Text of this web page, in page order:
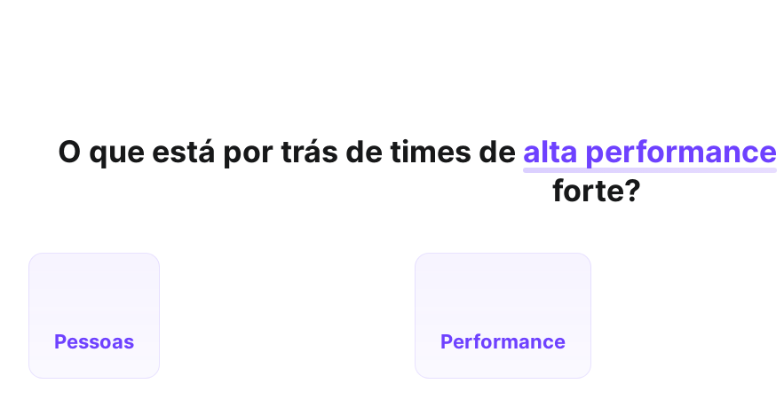
O que está por trás de times de alta performance
forte?
Pessoas Performance
feedbacks e reconhecimento.